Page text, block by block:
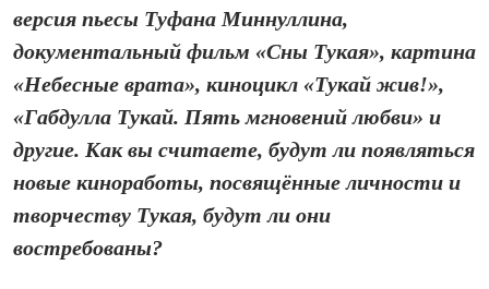
версия пьесы Туфана Миннуллина,
документальный фильм «Сны Тукая», картина
«Небесные врата», киноцикл «Тукай жив!»,
«Габдулла Тукай. Пять мгновений любви» и
другие. Как вы считаете, будут ли появляться
новые киноработы, посвящённые личности и
творчеству Тукая, будут ли они
востребованы?